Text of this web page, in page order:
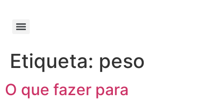
Etiqueta: peso
O que fazer para